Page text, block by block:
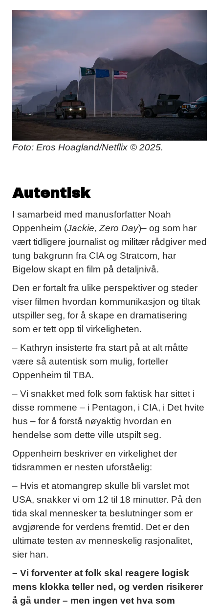
Foto: Eros Hoagland/Netflix © 2025.
Autentisk
I samarbeid med manusforfatter Noah
Oppenheim (Jackie, Zero Day)– og som har
vært tidligere journalist og militær rådgiver med
tung bakgrunn fra CIA og Stratcom, har
Bigelow skapt en film på detaljnivå.
Den er fortalt fra ulike perspektiver og steder
viser filmen hvordan kommunikasjon og tiltak
utspiller seg, for å skape en dramatisering
som er tett opp til virkeligheten.
– Kathryn insisterte fra start på at alt måtte
være så autentisk som mulig, forteller
Oppenheim til TBA.
– Vi snakket med folk som faktisk har sittet i
disse rommene – i Pentagon, i CIA, i Det hvite
hus – for å forstå nøyaktig hvordan en
hendelse som dette ville utspilt seg.
Oppenheim beskriver en virkelighet der
tidsrammen er nesten uforståelig:
– Hvis et atomangrep skulle bli varslet mot
USA, snakker vi om 12 til 18 minutter. På den
tida skal mennesker ta beslutninger som er
avgjørende for verdens fremtid. Det er den
ultimate testen av menneskelig rasjonalitet,
sier han.
– Vi forventer at folk skal reagere logisk
mens klokka teller ned, og verden risikerer
å gå under – men ingen vet hva som